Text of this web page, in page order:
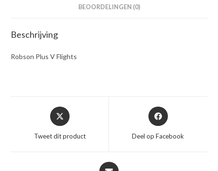
BEOORDELINGEN (0)
Beschrijving
Robson Plus V Flights
Opent
in
nieuw
Tweet dit product
Opent
in
nieuw
Deel op Facebook
Opent